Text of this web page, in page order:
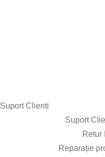
Suport Clienți​
Suport
Retur
Reparație